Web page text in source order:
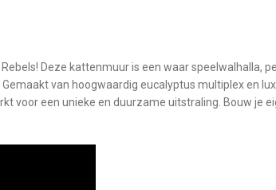
Deze kattenmuur is een waar speelwalhalla,
van hoogwaardig eucalyptus multiplex en
voor een unieke en duurzame uitstraling. Bouw je